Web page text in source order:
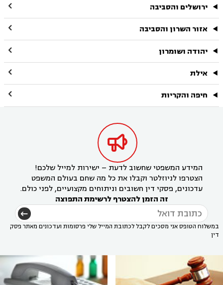
ירושלים והסביבה 
אזור השרון והסביבה 
יהודה ושומרון 
אילת 
חיפה והקריות 

המידע המשפטי שחשוב לדעת – ישירות למייל שלכם!
הצטרפו לניוזלטר וקבלו את כל מה שחם בעולם המשפט
עדכונים, פסקי דין חשובים וניתוחים מקצועיים, לפני כולם.
זה הזמן להצטרף לרשימת התפוצה
במשלוח הטופס אני מסכים לקבל לכתובת המייל שלי פרסומות ועדכונים מאתר פסק
דין